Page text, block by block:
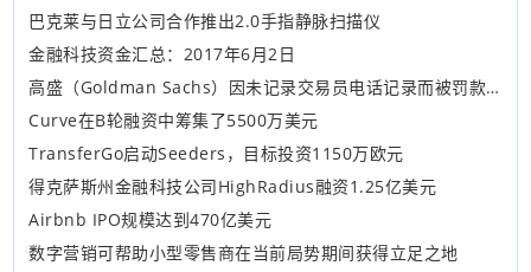
巴克莱与日立公司合作推出2.0手指静脉扫描仪
金融科技资金汇总：2017年6月2日
高盛（Goldman Sachs）因未记录交易员电话记录而被罚款100万美元
Curve在B轮融资中筹集了5500万美元
TransferGo启动Seeders，目标投资1150万欧元
得克萨斯州金融科技公司HighRadius融资1.25亿美元
Airbnb IPO规模达到470亿美元
数字营销可帮助小型零售商在当前局势期间获得立足之地